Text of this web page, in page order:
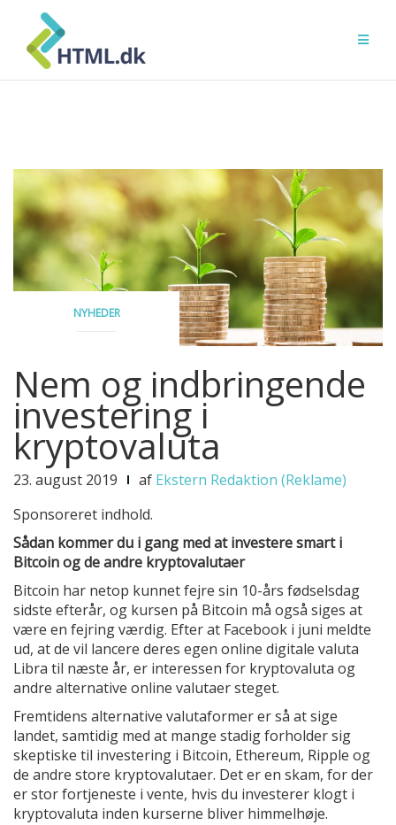
content
NYHEDER
Nem og indbringende
investering i
kryptovaluta
23. august 2019 af Ekstern Redaktion (Reklame)
Sponsoreret indhold.
Sådan kommer du i gang med at investere smart i
Bitcoin og de andre kryptovalutaer
Bitcoin har netop kunnet fejre sin 10-års fødselsdag
sidste efterår, og kursen på Bitcoin må også siges at
være en fejring værdig. Efter at Facebook i juni meldte
ud, at de vil lancere deres egen online digitale valuta
Libra til næste år, er interessen for kryptovaluta og
andre alternative online valutaer steget.
Fremtidens alternative valutaformer er så at sige
landet, samtidig med at mange stadig forholder sig
skeptiske til investering i Bitcoin, Ethereum, Ripple og
de andre store kryptovalutaer. Det er en skam, for der
er stor fortjeneste i vente, hvis du investerer klogt i
kryptovaluta inden kurserne bliver himmelhøje.